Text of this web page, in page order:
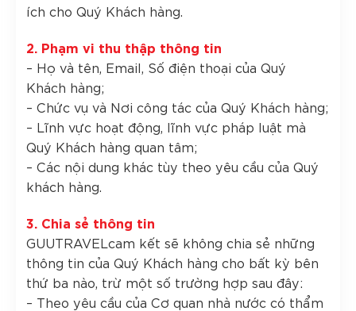
ích cho Quý Khách hàng.
2. Phạm vi thu thập thông tin
– Họ và tên, Email, Số điện thoại của Quý
Khách hàng;
– Chức vụ và Nơi công tác của Quý Khách hàng;
– Lĩnh vực hoạt động, lĩnh vực pháp luật mà
Quý Khách hàng quan tâm;
– Các nội dung khác tùy theo yêu cầu của Quý
khách hàng.
3. Chia sẻ thông tin
GUUTRAVELcam kết sẽ không chia sẻ những
thông tin của Quý Khách hàng cho bất kỳ bên
thứ ba nào, trừ một số trường hợp sau đây:
– Theo yêu cầu của Cơ quan nhà nước có thẩm